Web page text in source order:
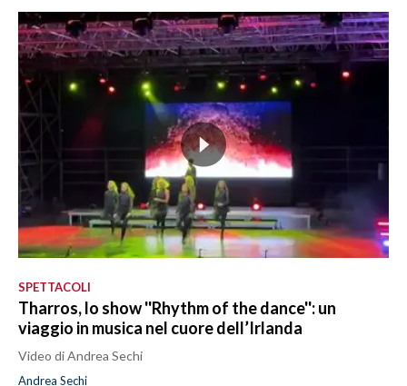
SPETTACOLI
Tharros, lo show ''Rhythm of the dance'': un
viaggio in musica nel cuore dell’Irlanda
Video di Andrea Sechi
Andrea Sechi